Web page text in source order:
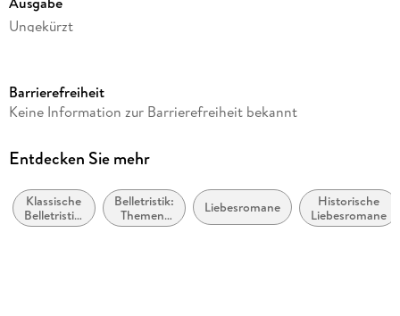
Ungekürzt
Laufzeit
Reihe
Autor/Autorin
Jane Austen
Barrierefreiheit
Keine Information zur Barrierefreiheit bekannt
Entdecken Sie mehr
Klassische
Belletristik:
allgemein
Belletristik:
Themen,
Stoffe,
Liebesromane
Historische
Liebesromane